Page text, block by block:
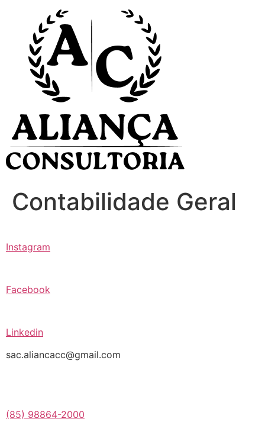
conteúdo
Contabilidade Geral
Instagram
Facebook
Linkedin
sac.aliancacc@gmail.com
(85) 98864-2000